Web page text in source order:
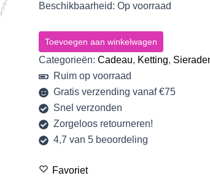
Beschikbaarheid: Op voorraad
Toevoegen aan winkelwagen
Categorieën: Cadeau, Ketting,
Ruim op voorraad
Gratis verzending vanaf €75
Snel verzonden
Zorgeloos retourneren!
4,7 van 5 beoordeling
Favoriet